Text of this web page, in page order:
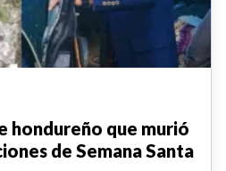
hondureño que murió
de Semana Santa